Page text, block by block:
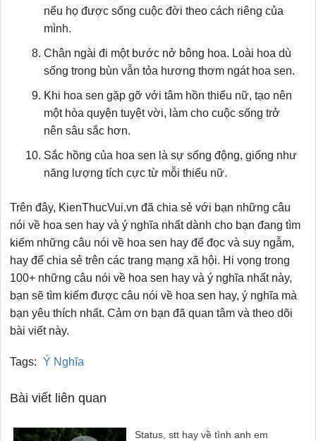
nếu họ được sống cuộc đời theo cách riêng của
mình.
Chân ngài đi một bước nở bông hoa. Loài hoa dù
sống trong bùn vẫn tỏa hương thơm ngát hoa sen.
Khi hoa sen gặp gỡ với tâm hồn thiếu nữ, tạo nên
một hòa quyện tuyệt vời, làm cho cuộc sống trở
nên sâu sắc hơn.
Sắc hồng của hoa sen là sự sống động, giống như
năng lượng tích cực từ mỗi thiếu nữ.
Trên đây, KienThucVui.vn đã chia sẻ với bạn những câu
nói về hoa sen hay và ý nghĩa nhất dành cho bạn đang tìm
kiếm những câu nói về hoa sen hay để đọc và suy ngẫm,
hay để chia sẻ trên các trang mạng xã hội. Hi vọng trong
100+ những câu nói về hoa sen hay và ý nghĩa nhất này,
bạn sẽ tìm kiếm được câu nói về hoa sen hay, ý nghĩa mà
bạn yêu thích nhất. Cảm ơn bạn đã quan tâm và theo dõi
bài viết này.
Tags: Ý Nghĩa
Bài viết liên quan
Status, stt hay về tình anh em